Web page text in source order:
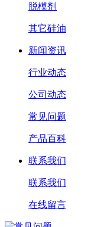
脱模剂
其它硅油
新闻资讯
行业动态
公司动态
常见问题
产品百科
联系我们
联系我们
在线留言